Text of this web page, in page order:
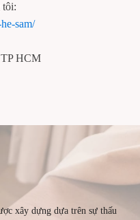
tôi:
sam/
HCM
xây dựng dựa trên sự thấu